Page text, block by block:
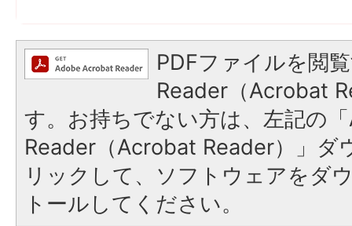
PDFファイルを閲
Reader（Acrobat
す。お持ちでない方は、左記の
Reader（Acrobat Reader）」ダ
リックして、ソフトウェアをダ
トールしてください。